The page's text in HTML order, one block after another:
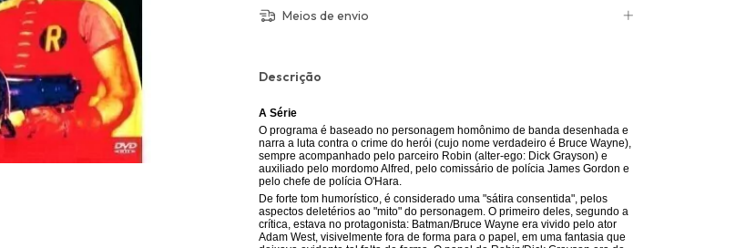
Meios de envio
Descrição
A Série
O programa é baseado no personagem homônimo de banda desenhada e
narra a luta contra o crime do herói (cujo nome verdadeiro é Bruce Wayne),
sempre acompanhado pelo parceiro Robin (alter-ego: Dick Grayson) e
auxiliado pelo mordomo Alfred, pelo comissário de polícia James Gordon e
pelo chefe de polícia O'Hara.
De forte tom humorístico, é considerado uma "sátira consentida", pelos
aspectos deletérios ao "mito" do personagem. O primeiro deles, segundo a
crítica, estava no protagonista: Batman/Bruce Wayne era vivido pelo ator
Adam West, visivelmente fora de forma para o papel, em uma fantasia que